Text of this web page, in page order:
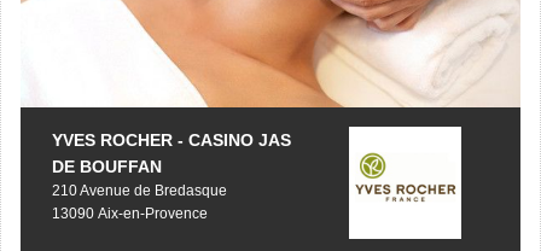
YVES ROCHER - CASINO JAS
DE BOUFFAN
210 Avenue de Bredasque
13090 Aix-en-Provence